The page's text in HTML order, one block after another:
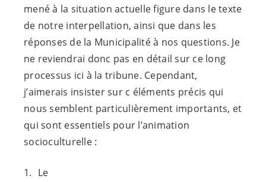
mené à la situation actuelle figure dans le texte
de notre interpellation, ainsi que dans les
réponses de la Municipalité à nos questions. Je
ne reviendrai donc pas en détail sur ce long
processus ici à la tribune. Cependant,
j’aimerais insister sur c éléments précis qui
nous semblent particulièrement importants, et
qui sont essentiels pour l’animation
socioculturelle :
Le